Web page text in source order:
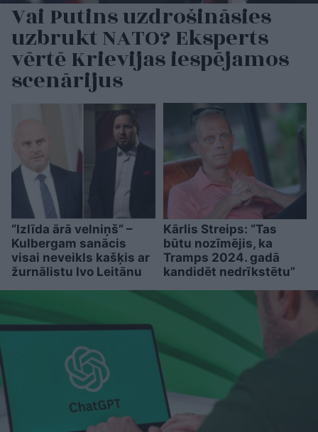
Vai Putins uzdrošināsies
uzbrukt NATO? Eksperts
vērtē Krievijas iespējamos
scenārijus
“Izlīda ārā velniņš” –
Kulbergam sanācis
visai neveikls kašķis ar
žurnālistu Ivo Leitānu
Kārlis Streips: “Tas
būtu nozīmējis, ka
Tramps 2024. gadā
kandidēt nedrīkstētu”